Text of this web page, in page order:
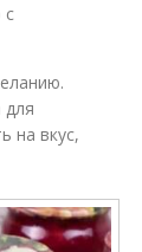
с
для
на вкус,